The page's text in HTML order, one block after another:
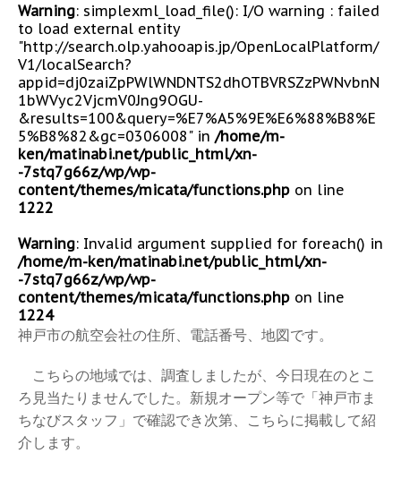
Warning: simplexml_load_file(): I/O warning : failed
to load external entity
"http://search.olp.yahooapis.jp/OpenLocalPlatform/
V1/localSearch?
appid=dj0zaiZpPWlWNDNTS2dhOTBVRSZzPWNvbnN
1bWVyc2VjcmV0Jng9OGU-
&results=100&query=%E7%A5%9E%E6%88%B8%E
5%B8%82&gc=0306008" in /home/m-
ken/matinabi.net/public_html/xn-
-7stq7g66z/wp/wp-
content/themes/micata/functions.php on line
1222
Warning: Invalid argument supplied for foreach() in
/home/m-ken/matinabi.net/public_html/xn-
-7stq7g66z/wp/wp-
content/themes/micata/functions.php on line
1224
神戸市の航空会社の住所、電話番号、地図です。
こちらの地域では、調査しましたが、今日現在のとこ
ろ見当たりませんでした。新規オープン等で「神戸市ま
ちなびスタッフ」で確認でき次第、こちらに掲載して紹
介します。